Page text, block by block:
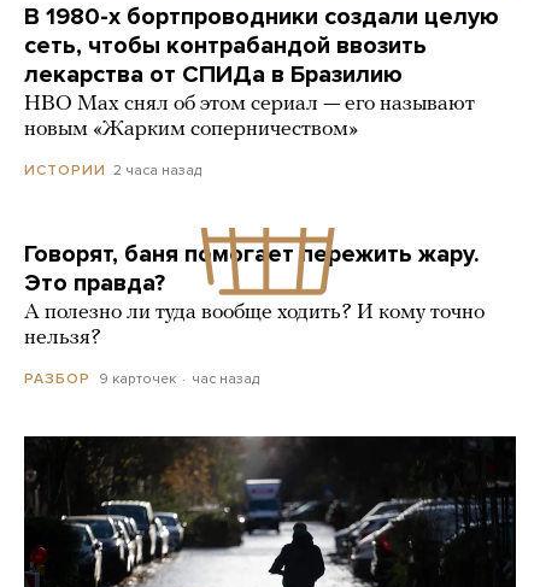
В 1980-х бортпроводники создали целую
сеть, чтобы контрабандой ввозить
лекарства от СПИДа в Бразилию
HBO Max снял об этом сериал — его называют
новым «Жарким соперничеством»
ИСТОРИИ 2 часа назад
Говорят, баня помогает пережить жару.
Это правда?
А полезно ли туда вообще ходить? И кому точно
нельзя?
РАЗБОР 9 карточек час назад